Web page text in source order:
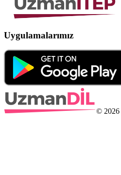
Uygulamalarımız
© 2026